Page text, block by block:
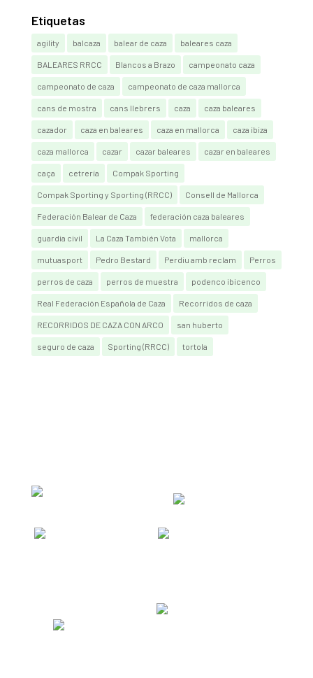
Etiquetas
agility balcaza balear de caza baleares caza
BALEARES RRCC Blancos a Brazo campeonato caza
campeonato de caza campeonato de caza mallorca
cans de mostra cans llebrers caza caza baleares
cazador caza en baleares caza en mallorca caza ibiza
caza mallorca cazar cazar baleares cazar en baleares
caça cetrería Compak Sporting
Compak Sporting y Sporting (RRCC) Consell de Mallorca
Federación Balear de Caza federación caza baleares
guardia civil La Caza También Vota mallorca
mutuasport Pedro Bestard Perdiu amb reclam Perros
perros de caza perros de muestra podenco ibicenco
Real Federación Española de Caza Recorridos de caza
RECORRIDOS DE CAZA CON ARCO san huberto
seguro de caza Sporting (RRCC) tortola